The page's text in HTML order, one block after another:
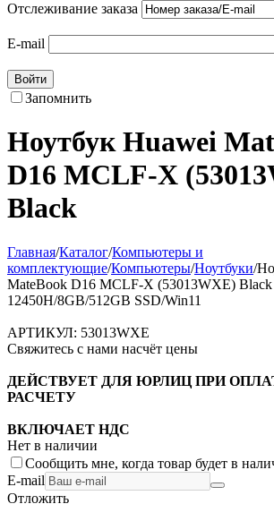
Отслеживание заказа
E-mail
Войти
Запомнить
Ноутбук Huawei
D16 MCLF-X
Black
Главная/Каталог/Компьютеры и
комплектующие/Компьютеры/Ноутбуки/
MateBook D16 MCLF-X (53013WXE)
12450H/8GB/512GB SSD/Win11
АРТИКУЛ: 53013WXE
Свяжитесь с нами насчёт цены
ДЕЙСТВУЕТ ДЛЯ ЮРЛИЦ ПРИ
РАСЧЕТУ
ВКЛЮЧАЕТ НДС
Нет в наличии
Сообщить мне, когда товар будет в
E-mail
Отложить